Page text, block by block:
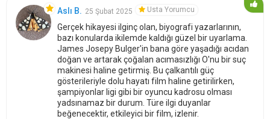
Aslı B. 25 Şubat 2025 Usta Yorumcu
Gerçek hikayesi ilginç olan, biyografi yazarlarının,
bazı konularda ikilemde kaldığı güzel bir uyarlama.
James Josepy Bulger'in bana göre yaşadığı acıdan
doğan ve artarak çoğalan acımasızlığı O'nu bir suç
makinesi haline getirmiş. Bu çalkantılı güç
gösterileriyle dolu hayatı film haline getirilirken,
şampiyonlar ligi gibi bir oyuncu kadrosu olması
yadsınamaz bir durum. Türe ilgi duyanlar
beğenecektir, etkileyici bir film, izlenir.